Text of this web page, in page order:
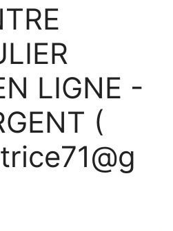
LIGNE -
(